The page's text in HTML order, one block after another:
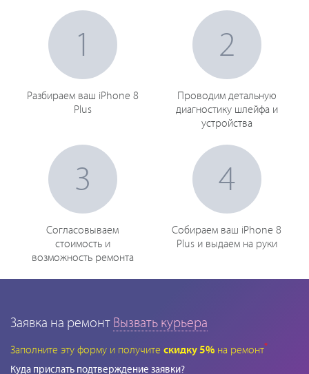
1
Разбираем ваш iPhone 8
Plus
2
Проводим детальную
диагностику шлейфа и
устройства
3
Согласовываем
стоимость и
возможность ремонта
4
Собираем ваш iPhone 8
Plus и выдаем на руки
Заявка на ремонт Вызвать курьера
Заполните эту форму и получите скидку 5% на ремонт*
Куда прислать подтверждение заявки?